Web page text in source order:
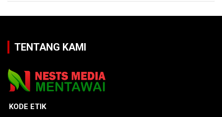
TENTANG KAMI
KODE ETIK